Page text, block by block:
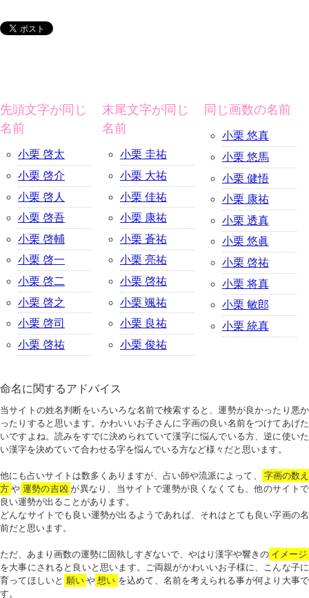
先頭文字が同じ
名前
小栗 啓太
小栗 啓介
小栗 啓人
小栗 啓吾
小栗 啓輔
小栗 啓一
小栗 啓二
小栗 啓之
小栗 啓司
小栗 啓祐
末尾文字が同じ
名前
小栗 圭祐
小栗 大祐
小栗 佳祐
小栗 康祐
小栗 蒼祐
小栗 亮祐
小栗 啓祐
小栗 颯祐
小栗 良祐
小栗 俊祐
同じ画数の名前
小栗 悠真
小栗 悠馬
小栗 健悟
小栗 康祐
小栗 透真
小栗 悠眞
小栗 啓祐
小栗 将真
小栗 敏郎
小栗 統真
命名に関するアドバイス
当サイトの姓名判断をいろいろな名前で検索すると、運勢が良かったり悪か
ったりすると思います。かわいいお子さんに字画の良い名前をつけてあげた
いですよね。読みをすでに決められていて漢字に悩んでいる方、逆に使いた
い漢字を決めていて合わせる字を悩んでいる方など様々だと思います。
他にも占いサイトは数多くありますが、占い師や流派によって、
字画の数え
方 や 運勢の吉凶 が異なり、当サイトで運勢が良くなくても、他のサイトで
良い運勢が出ることがあります。
どんなサイトでも良い運勢が出るようであれば、それはとても良い字画の名
前だと思います。
ただ、あまり画数の運勢に固執しすぎないで、やはり漢字や響きの イメージ
を大事にされると良いと思います。ご両親がかわいいお子様に、こんな子に
育ってほしいと 願い や 想い を込めて、名前を考えられる事が何より大事で
す。